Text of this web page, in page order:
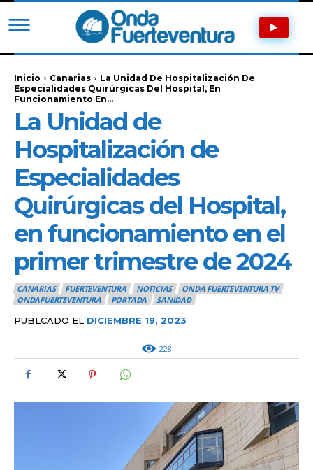
Inicio Canarias
La Unidad De Hospitalización De
Especialidades Quirúrgicas Del Hospital, En
Funcionamiento En...
La Unidad de
Hospitalización de
Especialidades
Quirúrgicas del Hospital,
en funcionamiento en el
primer trimestre de 2024
CANARIAS FUERTEVENTURA NOTICIAS
ONDA FUERTEVENTURA TV
ONDAFUERTEVENTURA
PORTADA SANIDAD
PUBLCADO EL DICIEMBRE 19, 2023
228